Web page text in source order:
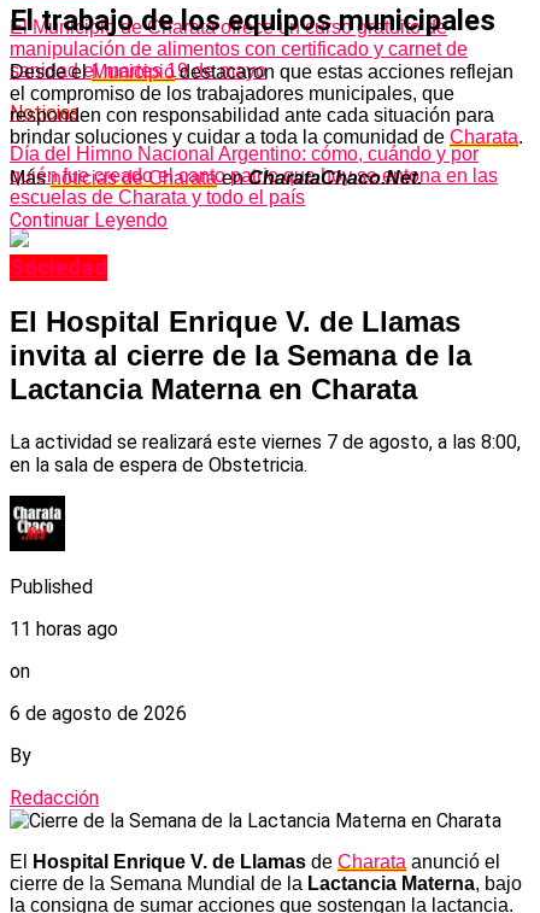
El Municipio de Charata ofrece un curso gratuito de
manipulación de alimentos con certificado y carnet de
sanidad el martes 19 de mayo
Noticias
Día del Himno Nacional Argentino: cómo, cuándo y por
quién fue creado el canto patrio que hoy se entona en las
escuelas de Charata y todo el país
El trabajo de los equipos municipales
Desde elMunicipiodestacaron que estas acciones reflejan
el compromiso de los trabajadores municipales, que
responden con responsabilidad ante cada situación para
brindar soluciones y cuidar a toda la comunidad de Charata.
Másnoticias de CharataenCharataChaco.Net.
Continuar Leyendo
Sociedad
El Hospital Enrique V. de Llamas
invita al cierre de la Semana de la
Lactancia Materna en Charata
La actividad se realizará este viernes 7 de agosto, a las 8:00,
en la sala de espera de Obstetricia.
Published
11 horas ago
on
6 de agosto de 2026
By
Redacción
El Hospital Enrique V. de Llamas de Charata anunció el
cierre de la Semana Mundial de la Lactancia Materna, bajo
la consigna de sumar acciones que sostengan la lactancia.